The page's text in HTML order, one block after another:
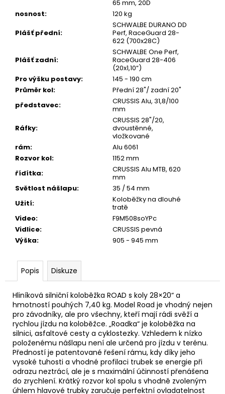
65 mm, 20D
nosnost:
120 kg
Plášť přední:
SCHWALBE DURANO DD
Perf, RaceGuard 28-
622 (700x28C)
Plášť zadní:
SCHWALBE One Perf,
RaceGuard 28-406
(20x1,10“)
Pro výšku postavy:
145 - 190 cm
Průměr kol:
Přední 28"/ zadní 20"
představec:
CRUSSIS Alu, 31,8/100
mm
Ráfky:
CRUSSIS 28"/20,
dvoustěnné,
vložkované
rám:
Alu 6061
Rozvor kol:
1152 mm
řídítka:
CRUSSIS Alu MTB, 620
mm
Světlost nášlapu:
35 / 54 mm
Užití:
Koloběžky na dlouhé
tratě
Video:
F9M508soYPc
Vidlice:
CRUSSIS pevná
Výška: 905 - 945 mm
Popis Diskuze
Hliníková silniční koloběžka ROAD s koly 28×20“ a
hmotností pouhých 7,40 kg. Model Road je vhodný nejen
pro závodníky, ale pro všechny, kteří mají rádi svěží a
rychlou jízdu na koloběžce. „Roadka“ je koloběžka na
silnici, asfaltové cesty a cyklostezky. Vzhledem k nízko
položenému nášlapu není ale určená pro jízdu v terénu.
Předností je patentované řešení rámu, kdy díky jeho
vysoké tuhosti a vhodné profilaci trubek se energie při
odrazu neztrácí, ale je s maximální účinností přenášena
do zrychlení. Krátký rozvor kol spolu s vhodně zvoleným
úhlem hlavové trubky zaručuje perfektní ovladatelnost